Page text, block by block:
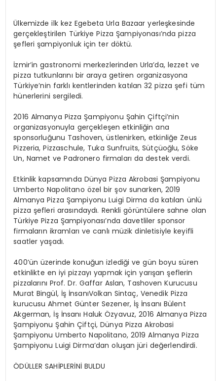
Ülkemizde ilk kez Egebeta Urla Bazaar yerleşkesinde
gerçekleştirilen Türkiye Pizza Şampiyonası’nda pizza
şefleri şampiyonluk için ter döktü.
İzmir’in gastronomi merkezlerinden Urla’da, lezzet ve
pizza tutkunlarını bir araya getiren organizasyona
Türkiye’nin farklı kentlerinden katılan 32 pizza şefi tüm
hünerlerini sergiledi.
2016 Almanya Pizza Şampiyonu Şahin Çiftçi’nin
organizasyonuyla gerçekleşen etkinliğin ana
sponsorluğunu Tashoven, üstlenirken, etkinliğe Zeus
Pizzeria, Pizzaschule, Tuka Sunfruits, Sütçüoğlu, Söke
Un, Namet ve Padronero firmaları da destek verdi.
Etkinlik kapsamında Dünya Pizza Akrobasi Şampiyonu
Umberto Napolitano özel bir şov sunarken, 2019
Almanya Pizza Şampiyonu Luigi Dirma da katılan ünlü
pizza şefleri arasındaydı. Renkli görüntülere sahne olan
Türkiye Pizza Şampiyonası’nda davetliler sponsor
firmaların ikramları ve canlı müzik dinletisiyle keyifli
saatler yaşadı.
400’ün üzerinde konuğun izlediği ve gün boyu süren
etkinlikte en iyi pizzayı yapmak için yarışan şeflerin
pizzalarını Prof. Dr. Gaffar Aslan, Tashoven Kurucusu
Murat Bingül, İş İnsanıVolkan Sintaç, Venedik Pizza
kurucusu Ahmet Günter Sezener, İş İnsanı Bülent
Akgerman, İş İnsanı Haluk Özyavuz, 2016 Almanya Pizza
Şampiyonu Şahin Çiftçi, Dünya Pizza Akrobasi
Şampiyonu Umberto Napolitano, 2019 Almanya Pizza
Şampiyonu Luigi Dirma’dan oluşan jüri değerlendirdi.
ÖDÜLLER SAHİPLERİNİ BULDU